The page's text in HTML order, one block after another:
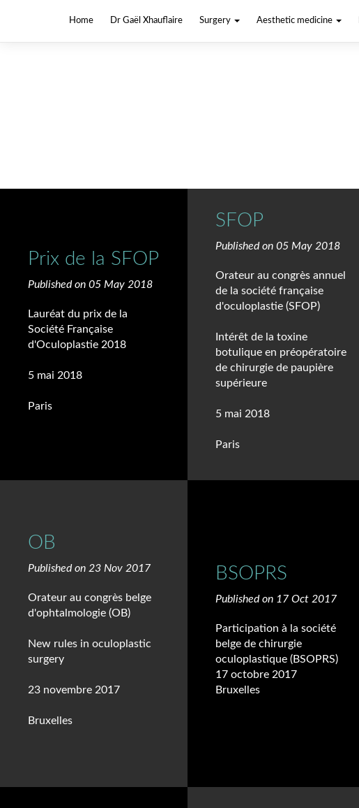
Home Dr Gaël Xhauflaire Surgery Aesthetic medicine
Prix de la SFOP
Published on 05 May 2018
Lauréat du prix de la
Société Française
d'Oculoplastie 2018
5 mai 2018
Paris
SFOP
Published on 05 May 2018
Orateur au congrès annuel
de la société française
d'oculoplastie (SFOP)
Intérêt de la toxine
botulique en préopératoire
de chirurgie de paupière
supérieure
5 mai 2018
Paris
OB
Published on 23 Nov 2017
Orateur au congrès belge
d'ophtalmologie (OB)
New rules in oculoplastic
surgery
23 novembre 2017
Bruxelles
BSOPRS
Published on 17 Oct 2017
Participation à la société
belge de chirurgie
oculoplastique (BSOPRS)
17 octobre 2017
Bruxelles